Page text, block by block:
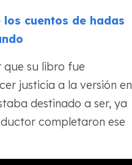
cuentos de hadas
su libro fue
justicia a la versión en
destinado a ser, ya
completaron ese